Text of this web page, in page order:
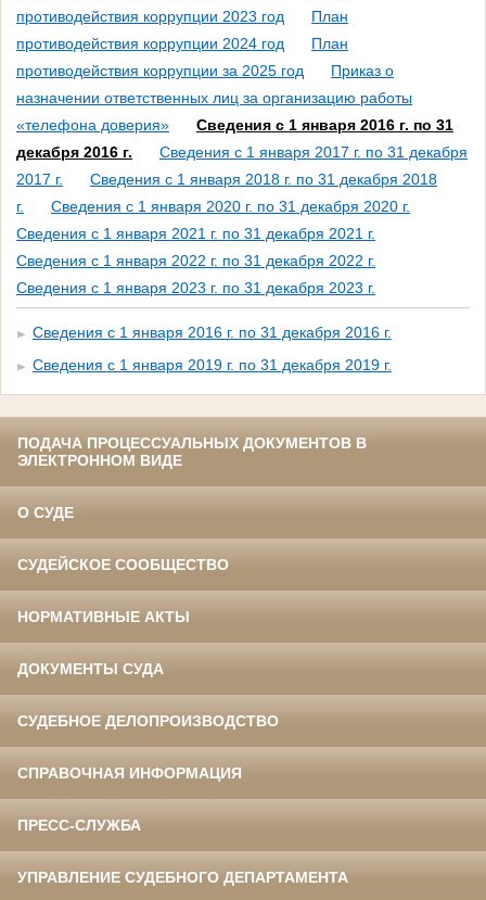
противодействия коррупции 2023 год
План
противодействия коррупции 2024 год
План
противодействия коррупции за 2025 год
Приказ о
назначении ответственных лиц за организацию работы
«телефона доверия»
Сведения с 1 января 2016 г. по 31
декабря 2016 г.
Сведения с 1 января 2017 г. по 31 декабря
2017 г.
Сведения с 1 января 2018 г. по 31 декабря 2018
г.
Сведения с 1 января 2020 г. по 31 декабря 2020 г.
Сведения с 1 января 2021 г. по 31 декабря 2021 г.
Сведения с 1 января 2022 г. по 31 декабря 2022 г.
Сведения с 1 января 2023 г. по 31 декабря 2023 г.
Сведения с 1 января 2016 г. по 31 декабря 2016 г.
Сведения с 1 января 2019 г. по 31 декабря 2019 г.
ПОДАЧА ПРОЦЕССУАЛЬНЫХ ДОКУМЕНТОВ В
ЭЛЕКТРОННОМ ВИДЕ
О СУДЕ
СУДЕЙСКОЕ СООБЩЕСТВО
НОРМАТИВНЫЕ АКТЫ
ДОКУМЕНТЫ СУДА
СУДЕБНОЕ ДЕЛОПРОИЗВОДСТВО
СПРАВОЧНАЯ ИНФОРМАЦИЯ
ПРЕСС-СЛУЖБА
УПРАВЛЕНИЕ СУДЕБНОГО ДЕПАРТАМЕНТА